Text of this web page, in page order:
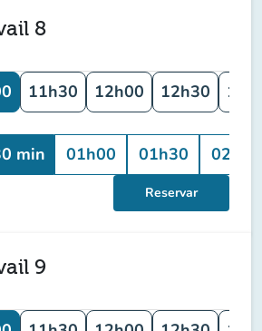
8
11h30 12h00 12h30
min 01h00 01h30 02h00
Reservar
9